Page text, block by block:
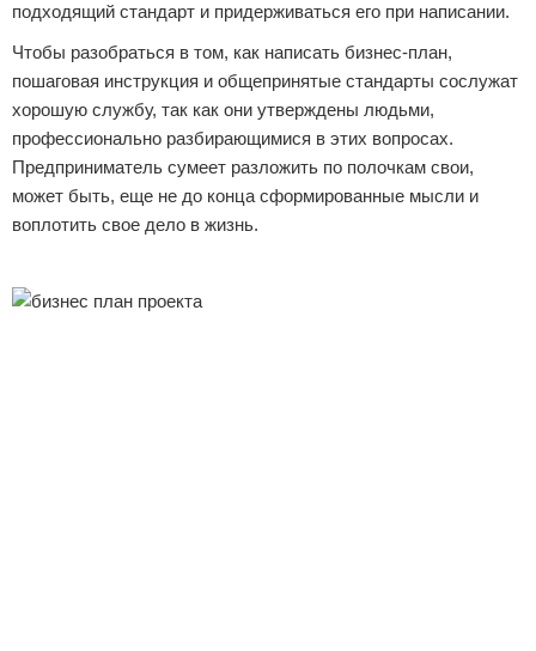
подходящий стандарт и придерживаться его при написании.
Чтобы разобраться в том, как написать бизнес-план,
пошаговая инструкция и общепринятые стандарты сослужат
хорошую службу, так как они утверждены людьми,
профессионально разбирающимися в этих вопросах.
Предприниматель сумеет разложить по полочкам свои,
может быть, еще не до конца сформированные мысли и
воплотить свое дело в жизнь.